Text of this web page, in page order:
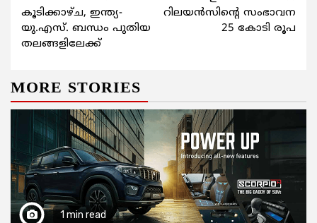
Reading
കൂടിക്കാഴ്ച, ഇന്ത്യ-
യു.എസ്. ബന്ധം പുതിയ
തലങ്ങളിലേക്ക്
റിലയൻസിന്റെ സംഭാവന
25 കോടി രൂപ
MORE STORIES
1 min read